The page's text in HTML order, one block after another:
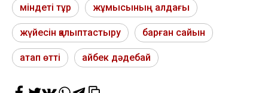
міндеті тұр жұмысының алдағы
жүйесін қалыптастыру барған сайын
атап өтті айбек дәдебай